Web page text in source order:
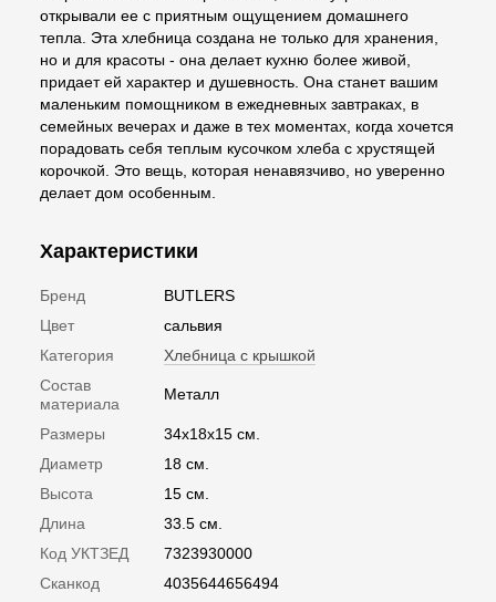
открывали ее с приятным ощущением домашнего
тепла. Эта хлебница создана не только для хранения,
но и для красоты - она делает кухню более живой,
придает ей характер и душевность. Она станет вашим
маленьким помощником в ежедневных завтраках, в
семейных вечерах и даже в тех моментах, когда хочется
порадовать себя теплым кусочком хлеба с хрустящей
корочкой. Это вещь, которая ненавязчиво, но уверенно
делает дом особенным.
Характеристики
Бренд
BUTLERS
Цвет
сальвия
Категория
Хлебница с крышкой
Состав
материала
Металл
Размеры
34х18х15 см.
Диаметр
18 см.
Высота
15 см.
Длина
33.5 см.
Код УКТЗЕД
7323930000
Сканкод
4035644656494